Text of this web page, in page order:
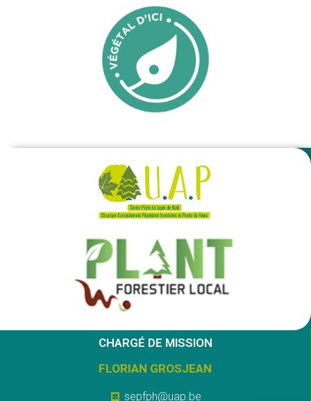
CHARGÉ DE MISSION
FLORIAN GROSJEAN
sepfph@uap.be